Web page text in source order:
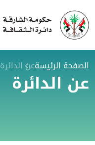
الصفحة الرئيسةعن الدائرة
عن الدائرة